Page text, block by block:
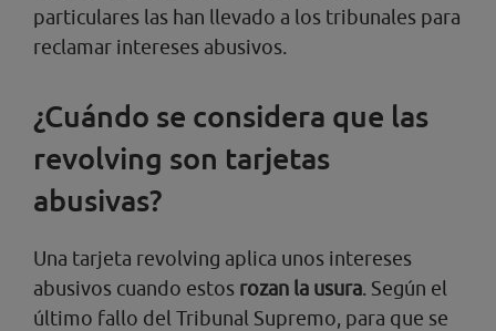
particulares las han llevado a los tribunales para
reclamar intereses abusivos.
¿Cuándo se considera que las
revolving son tarjetas
abusivas?
Una tarjeta revolving aplica unos intereses
abusivos cuando estos rozan la usura. Según el
último fallo del Tribunal Supremo, para que se